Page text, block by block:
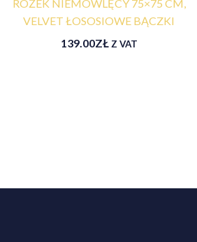
ROŻEK NIEMOWLĘCY 75×75 CM,
VELVET ŁOSOSIOWE BĄCZKI
139.00ZŁ Z VAT